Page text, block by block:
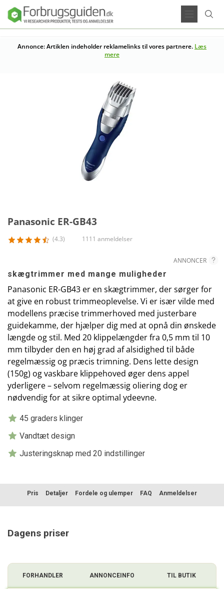
Annonce: Artiklen indeholder reklamelinks til vores partnere. Læs
mere
Panasonic ER-GB43
(4.3) 1111 anmeldelser
ANNONCER
skægtrimmer med mange muligheder
Panasonic ER-GB43 er en skægtrimmer, der sørger for
at give en robust trimmeoplevelse. Vi er især vilde med
modellens præcise trimmerhoved med justerbare
guidekamme, der hjælper dig med at opnå din ønskede
længde og stil. Med 20 klippelængder fra 0,5 mm til 10
mm tilbyder den en høj grad af alsidighed til både
regelmæssig og præcis trimning. Dens lette design
(150g) og vaskbare klippehoved øger dens appel
yderligere – selvom regelmæssig oliering dog er
nødvendig for at sikre optimal ydeevne.
45 graders klinger
Vandtæt design
Justeringsknap med 20 indstillinger
Pris Detaljer Fordele og ulemper FAQ Anmeldelser
Dagens priser
FORHANDLER ANNONCEINFO TIL BUTIK